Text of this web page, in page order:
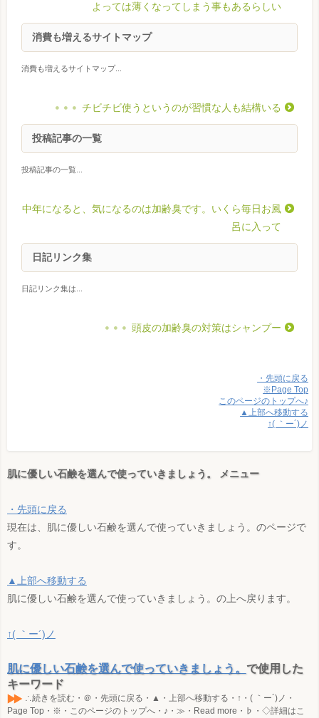
よっては薄くなってしまう事もあるらしい
消費も増えるサイトマップ
消費も増えるサイトマップ...
チビチビ使うというのが習慣な人も結構いる
投稿記事の一覧
投稿記事の一覧...
中年になると、気になるのは加齢臭です。いくら毎日お風
呂に入って
日記リンク集
日記リンク集は...
頭皮の加齢臭の対策はシャンプー
・先頭に戻る
※Page Top
このページのトップへ♪
▲上部へ移動する
↑( ｀ー´)ノ
肌に優しい石鹸を選んで使っていきましょう。 メニュー
・先頭に戻る
現在は、肌に優しい石鹸を選んで使っていきましょう。のページで
す。
▲上部へ移動する
肌に優しい石鹸を選んで使っていきましょう。の上へ戻ります。
↑( ｀ー´)ノ
肌に優しい石鹸を選んで使っていきましょう。 で使用した
キーワード
∴続きを読む・＠・先頭に戻る・▲・上部へ移動する・↑・( ｀ー´)ノ・
Page Top・※・このページのトップへ・♪・≫・Read more・♭・◇詳細はこ